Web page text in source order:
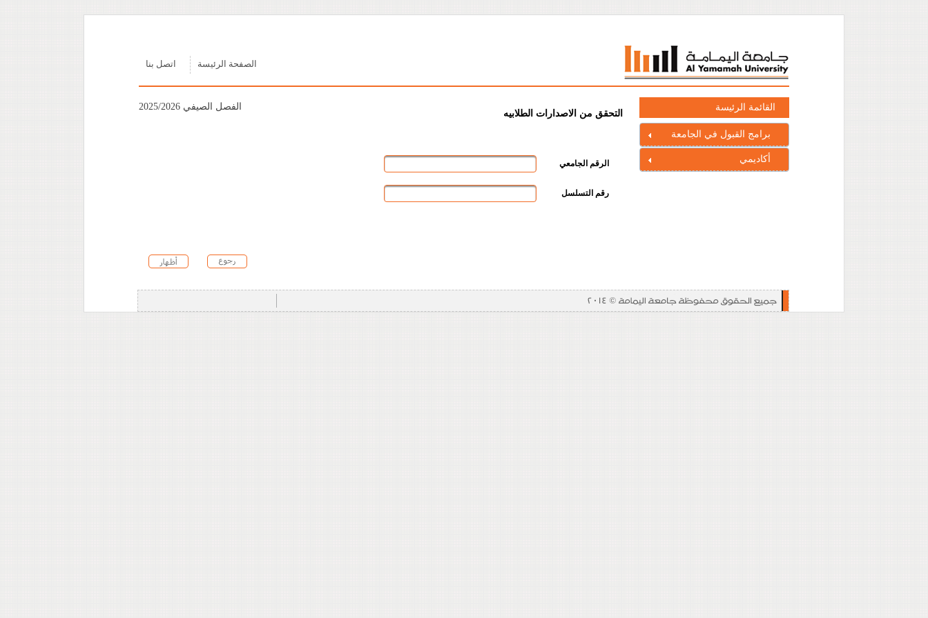
اتصل بنا الصفحة الرئيسة
القائمة الرئيسة
برامج القبول في الجامعة
أكاديمي
التحقق من الاصدارات الطلابيه
الفصل الصيفي 2025/2026
الرقم الجامعي
رقم التسلسل